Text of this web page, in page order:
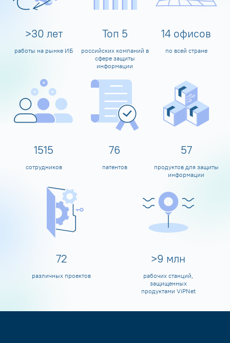
>30 лет
работы на рынке ИБ
Топ 5
российских компаний в
сфере защиты
информации
14 офисов
по всей стране
1600
сотрудников
80
патентов
60
продуктов для защиты
информации
80
различных проектов
>10 млн
рабочих станций,
защищенных
продуктами ViPNet